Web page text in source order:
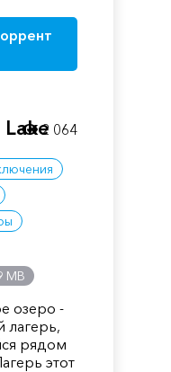
MB
озеро -
лагерь,
рядом
этот
2 064